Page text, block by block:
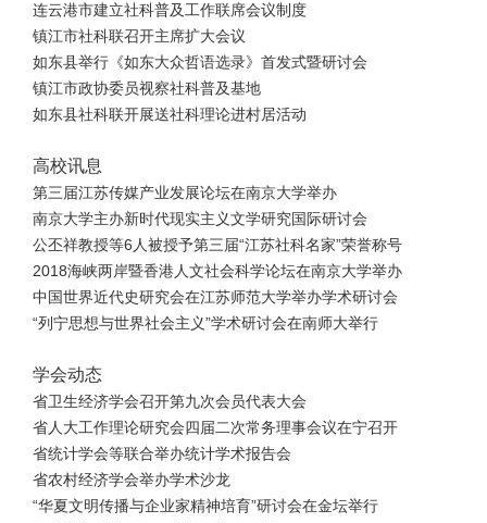
连云港市建立社科普及工作联席会议制度
镇江市社科联召开主席扩大会议
如东县举行《如东大众哲语选录》首发式暨研讨会
镇江市政协委员视察社科普及基地
如东县社科联开展送社科理论进村居活动
高校讯息
第三届江苏传媒产业发展论坛在南京大学举办
南京大学主办新时代现实主义文学研究国际研讨会
公丕祥教授等6人被授予第三届“江苏社科名家”荣誉称号
2018海峡两岸暨香港人文社会科学论坛在南京大学举办
中国世界近代史研究会在江苏师范大学举办学术研讨会
“列宁思想与世界社会主义”学术研讨会在南师大举行
学会动态
省卫生经济学会召开第九次会员代表大会
省人大工作理论研究会四届二次常务理事会议在宁召开
省统计学会等联合举办统计学术报告会
省农村经济学会举办学术沙龙
“华夏文明传播与企业家精神培育”研讨会在金坛举行